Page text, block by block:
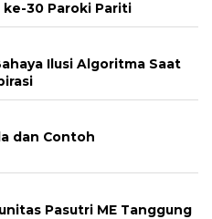
30 Paroki Pariti
Ilusi Algoritma Saat
dan Contoh
Pasutri ME Tanggung